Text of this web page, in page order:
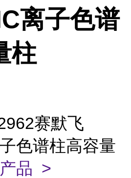
离子色谱
柱
赛默飞
色谱柱高容量
品 >